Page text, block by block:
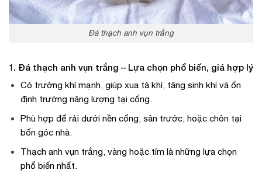
Đá thạch anh vụn trắng
1. Đá thạch anh vụn trắng – Lựa chọn phổ biến, giá hợp lý
Có trường khí mạnh, giúp xua tà khí, tăng sinh khí và ổn
định trường năng lượng tại cổng.
Phù hợp để rải dưới nền cổng, sân trước, hoặc chôn tại
bốn góc nhà.
Thạch anh vụn trắng, vàng hoặc tím là những lựa chọn
phổ biến nhất.